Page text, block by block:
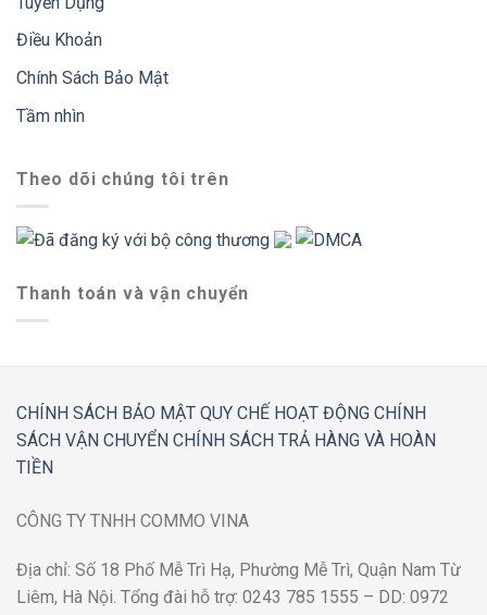
Điều Khoản
Chính Sách Bảo Mật
Tầm nhìn
Theo dõi chúng tôi trên
Thanh toán và vận chuyển
CHÍNH SÁCH BẢO MẬT QUY CHẾ HOẠT ĐỘNG CHÍNH
SÁCH VẬN CHUYỂN CHÍNH SÁCH TRẢ HÀNG VÀ HOÀN
TIỀN
CÔNG TY TNHH COMMO VINA
Địa chỉ: Số 18 Phố Mễ Trì Hạ, Phường Mễ Trì, Quận Nam Từ
Liêm, Hà Nội. Tổng đài hỗ trợ: 0243 785 1555 – DD: 0972